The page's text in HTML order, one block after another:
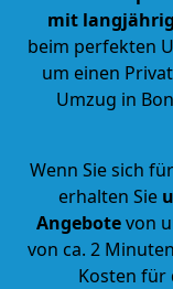
mit
beim perfekten
um einen
Umzug in
Wenn Sie sich
erhalten Sie
Angebotevon
von ca. 2
Kosten für